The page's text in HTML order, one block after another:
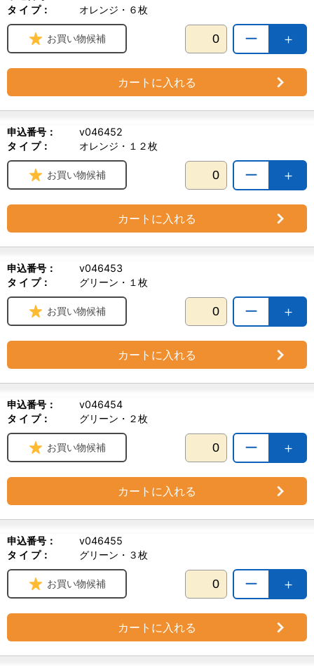
タ イ プ：
オレンジ・６枚
＋
ー
お買い物候補
カートに入れる
申込番号：
v046452
タ イ プ：
オレンジ・１２枚
＋
ー
お買い物候補
カートに入れる
申込番号：
v046453
タ イ プ：
グリーン・１枚
＋
ー
お買い物候補
カートに入れる
申込番号：
v046454
タ イ プ：
グリーン・２枚
＋
ー
お買い物候補
カートに入れる
申込番号：
v046455
タ イ プ：
グリーン・３枚
＋
ー
お買い物候補
カートに入れる